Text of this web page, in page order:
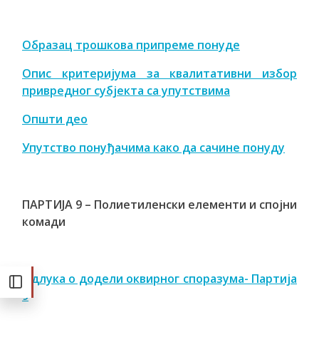
Образац трошкова припреме понуде
Опис критеријума за квалитативни избор
привредног субјекта са упутствима
Општи део
Упутство понуђачима како да сачине понуду
ПАРТИЈА 9 – Полиетиленски елементи и спојни
комади
Одлука о додели оквирног споразума- Партија
9